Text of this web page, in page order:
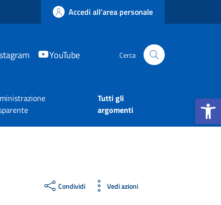
Apri la
Accedi all'area personale
YouTube Cerca
Tutti gli
argomenti
Condividi Vedi azioni